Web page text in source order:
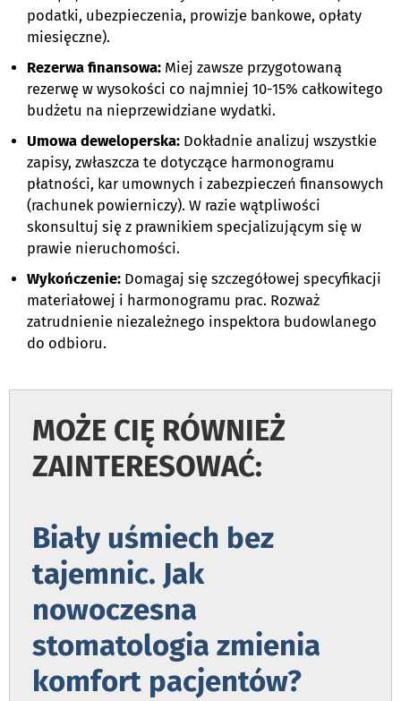
podatki, ubezpieczenia, prowizje bankowe, opłaty
miesięczne).
Rezerwa finansowa: Miej zawsze przygotowaną
rezerwę w wysokości co najmniej 10-15% całkowitego
budżetu na nieprzewidziane wydatki.
Umowa deweloperska: Dokładnie analizuj wszystkie
zapisy, zwłaszcza te dotyczące harmonogramu
płatności, kar umownych i zabezpieczeń finansowych
(rachunek powierniczy). W razie wątpliwości
skonsultuj się z prawnikiem specjalizującym się w
prawie nieruchomości.
Wykończenie: Domagaj się szczegółowej specyfikacji
materiałowej i harmonogramu prac. Rozważ
zatrudnienie niezależnego inspektora budowlanego
do odbioru.
MOŻE CIĘ RÓWNIEŻ
ZAINTERESOWAĆ:
Biały uśmiech bez
tajemnic. Jak
nowoczesna
stomatologia zmienia
komfort pacjentów?